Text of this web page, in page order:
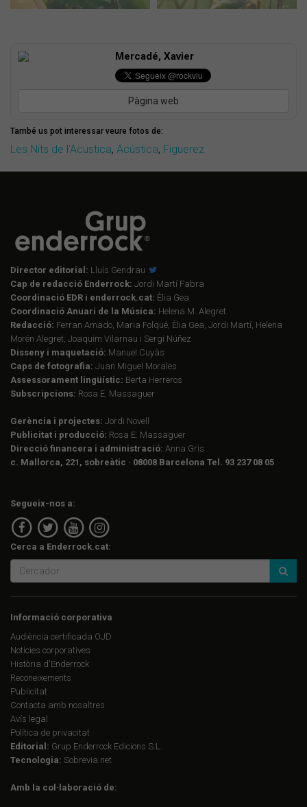
Mercadé, Xavier
Pàgina web
També us pot interessar veure fotos de:
Les Nits de l'Acústica, Acústica, Figuerez
Director editorial: Lluís Gendrau
Cap de redacció Enderrock: Jordi Martí Fabra
Coordinació EDR i enderrock.cat: Èlia Gea
Coordinació Anuari de la Música: Helena M. Alegret
Redacció: Ferran Amado, Maria Folqué, Èlia Gea, Jordi Martí, Helena
Morén Alegret, Joaquim Vilarnau i Sergi Núñez
Disseny i maquetació: Manuel Cuyàs
Caps de fotografia: Juan Miguel Morales
Assessorament lingüístic: Berta Herreros
Subscripcions: Rosa E. Massaguer
Gerència i projectes: Jordi Novell
Publicitat i producció: Rosa E. Massaguer
Direcció financera i administració: Anna Gris
c. Mallorca, 221, sobreàtic · 08008 Barcelona Tel. 93 237 08 05
Segueix-nos a:
Cerca a Enderrock.cat:
Informació corporativa
Audiència certificada OJD
Notícies corporatives
Història d'Enderrock
Reconeixements
Publicitat
Contacta amb nosaltres
Avís legal
Política de privacitat
Editorial: Grup Enderrock Edicions S.L.
Tecnologia: Sobrevia.net
Amb la col·laboració de: